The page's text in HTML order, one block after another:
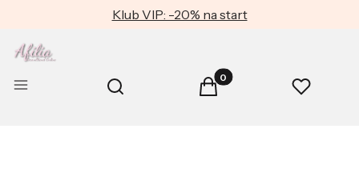
Klub VIP: -20% na start
Menu Otwórz wyszukiwarkę
Szukaj Produkty w koszyku: 0.
Koszyk Ulubione